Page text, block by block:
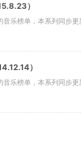
）
乐榜单，本系列同步
）
乐榜单，本系列同步